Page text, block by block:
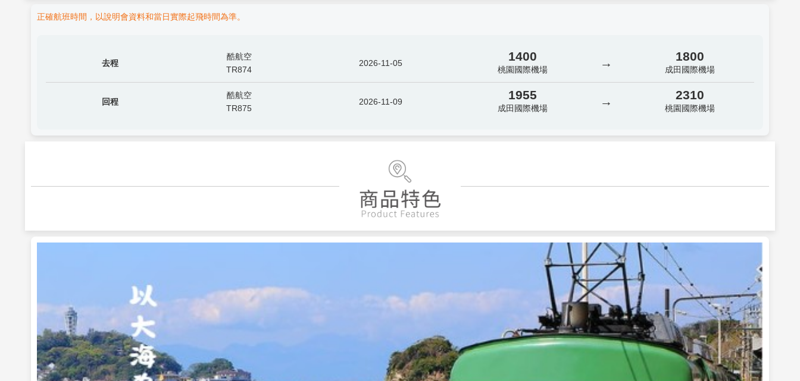
正確航班時間，以說明會資料和當日實際起飛時間為準。
去程
酷航空
TR874
2026-11-05 1400
桃園國際機場 → 1800
成田國際機場
回程
酷航空
TR875
2026-11-09 1955
成田國際機場 → 2310
桃園國際機場